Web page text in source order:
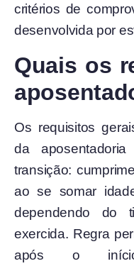
critérios de
desenvolvida por
Quais os
Os requisitos
da
transição:
ao se somar
dependendo do
exercida. Regra
após o